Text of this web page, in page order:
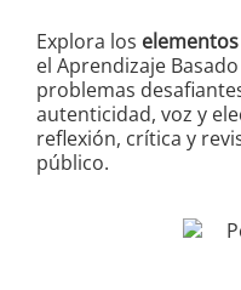
Explora los
el Aprendizaje
problemas
autenticidad, voz y
reflexión, crítica y
público.